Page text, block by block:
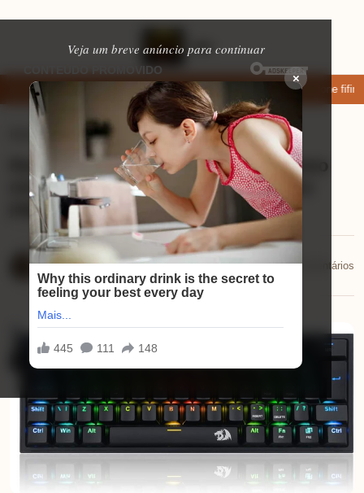
Veja um breve anúncio para continuar
×
apps de namoro que permitem enviar fotos e vídeos Microfone fifine
⏱ 8 min de leitura
Review Redragon Fizz: descubra como
esse teclado mecânico vai elevar seu
jogo!
Mariana Souza
05/12/2025
📅 05/12/2025💬 0 comentários